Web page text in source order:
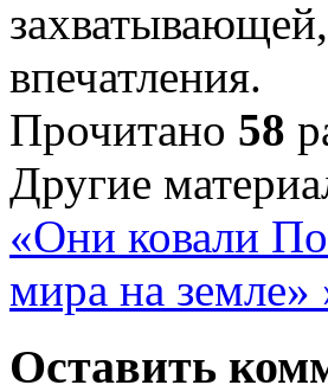
впечатления.
Прочитано 58
Другие
«Они ковали
мира на земле»
Оставить